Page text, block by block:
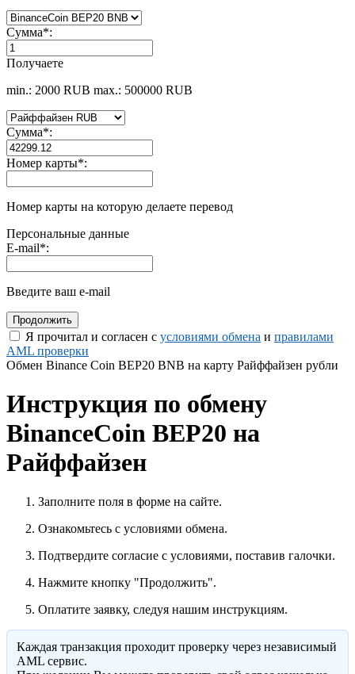
Сумма*:
Получаете
min.: 2000 RUB max.: 500000 RUB
Сумма*:
Номер карты*:
Номер карты на которую делаете перевод
Персональные данные
E-mail*:
Введите ваш e-mail
Я прочитал и согласен с условиями обмена и правилами
AML проверки
Обмен Binance Coin BEP20 BNB на карту Райффайзен рубли
Инструкция по обмену
BinanceCoin BEP20 на
Райффайзен
Заполните поля в форме на сайте.
Ознакомьтесь с условиями обмена.
Подтвердите согласие с условиями, поставив галочки.
Нажмите кнопку "Продолжить".
Оплатите заявку, следуя нашим инструкциям.
Каждая транзакция проходит проверку через независимый
AML сервис.